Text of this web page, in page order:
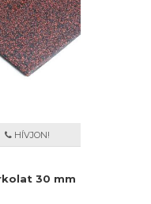
HÍVJON!
30 mm